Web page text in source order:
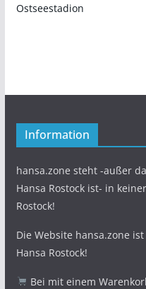
Ostseestadion
Information
hansa.zone steht -außer
Hansa Rostock ist- in
Rostock!
Die Website hansa.zone
Hansa Rostock!
Bei mit einem